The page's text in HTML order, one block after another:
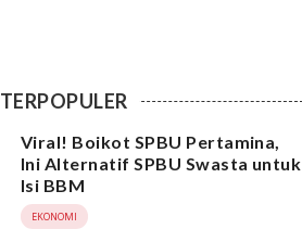
TERPOPULER
Viral! Boikot SPBU Pertamina,
Ini Alternatif SPBU Swasta untuk
Isi BBM
EKONOMI